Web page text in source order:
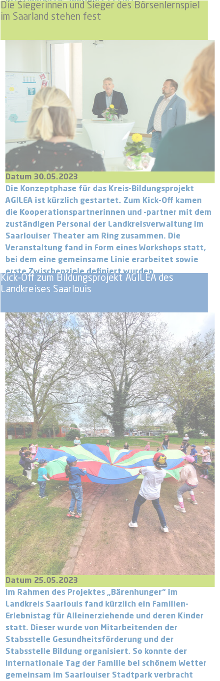
Die Siegerinnen und Sieger des Börsenlernspiel
im Saarland stehen fest
Kick-Off zum Bildungsprojekt AGILEA des
Landkreises Saarlouis
Datum 30.05.2023
Die Konzeptphase für das Kreis-Bildungsprojekt
AGILEA ist kürzlich gestartet. Zum Kick-Off kamen
die Kooperationspartnerinnen und –partner mit dem
zuständigen Personal der Landkreisverwaltung im
Saarlouiser Theater am Ring zusammen. Die
Veranstaltung fand in Form eines Workshops statt,
bei dem eine gemeinsame Linie erarbeitet sowie
erste Zwischenziele definiert wurden.
Datum 25.05.2023
Im Rahmen des Projektes „Bärenhunger“ im
Landkreis Saarlouis fand kürzlich ein Familien-
Erlebnistag für Alleinerziehende und deren Kinder
statt. Dieser wurde von Mitarbeitenden der
Stabsstelle Gesundheitsförderung und der
Stabsstelle Bildung organisiert. So konnte der
Internationale Tag der Familie bei schönem Wetter
gemeinsam im Saarlouiser Stadtpark verbracht